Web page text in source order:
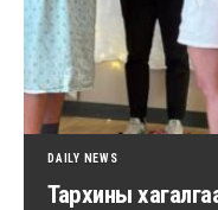
DAILY NEWS
Тархины